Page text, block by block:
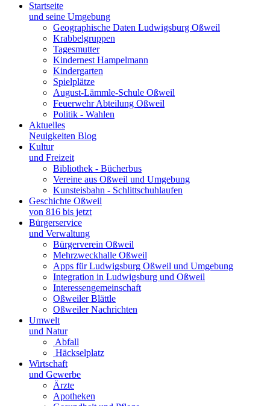
Startseite
und seine Umgebung
Geographische Daten Ludwigsburg Oßweil
Krabbelgruppen
Tagesmutter
Kindernest Hampelmann
Kindergarten
Spielplätze
August-Lämmle-Schule Oßweil
Feuerwehr Abteilung Oßweil
Politik - Wahlen
Aktuelles
Neuigkeiten Blog
Kultur
und Freizeit
Bibliothek - Bücherbus
Vereine aus Oßweil und Umgebung
Kunsteisbahn - Schlittschuhlaufen
Geschichte Oßweil
von 816 bis jetzt
Bürgerservice
und Verwaltung
Bürgerverein Oßweil
Mehrzweckhalle Oßweil
Apps für Ludwigsburg Oßweil und Umgebung
Integration in Ludwigsburg und Oßweil
Interessengemeinschaft
Oßweiler Blättle
Oßweiler Nachrichten
Umwelt
und Natur
Abfall
Häckselplatz
Wirtschaft
und Gewerbe
Ärzte
Apotheken